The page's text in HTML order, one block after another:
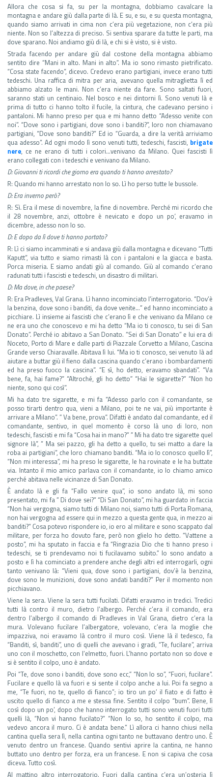
Allora che cosa si fa, su per la montagna, dobbiamo cavalcare la
montagna e andare giù dalla parte di là. E su, e su, e su questa montagna,
quando siamo arrivati in cima non c’era più vegetazione, non c’era più
niente. Non so l’altezza di preciso. Si sentiva sparare da tutte le parti, ma
dove sparano. Noi andiamo giù di là, e chi si è visto, si è visto.
Strada facendo per andare giù dal costone della montagna abbiamo
sentito dire “Mani in alto. Mani in alto”. Ma io sono rimasto pietrificato.
“Cosa state facendo”, dicevo. Credevo erano partigiani, invece erano tutti
tedeschi. Una raffica di mitra per aria, avevano quella mitraglietta lì ed
abbiamo alzato le mani. Non c’era niente da fare. Sono saltati fuori,
saranno stati un centinaio. Nel bosco e nei dintorni lì. Sono venuti là e
prima di tutto ci hanno tolto il fucile, la cintura, che cadevano persino i
pantaloni. Mi hanno preso per qua e mi hanno detto “Adesso venite con
noi”. “Dove sono i partigiani, dove sono i banditi?”, loro non chiamavano
partigiani, “Dove sono banditi?” Ed io “Guarda, a dire la verità arriviamo
qua adesso”. Ad ogni modo lì sono venuti tutti, tedeschi, fascisti, brigate
nere, ce ne erano di tutti i colori…venivano da Milano. Quei fascisti lì
erano collegati con i tedeschi e venivano da Milano.
D: Giovanni ti ricordi che giorno era quando ti hanno arrestato?
R: Quando mi hanno arrestato non lo so. Lì ho perso tutte le bussole.
D: Era inverno però?
R: Sì. Era il mese di novembre, la fine di novembre. Perché mi ricordo che
il 28 novembre, anzi, ottobre è nevicato e dopo un po’, eravamo in
dicembre, adesso non lo so.
D: E dopo da lì dove ti hanno portato?
R: Lì ci siamo incamminati e si andava giù dalla montagna e dicevano “Tutti
Kaputt”, via tutto e siamo rimasti là con i pantaloni e la giacca e basta.
Porca miseria. E siamo andati giù al comando. Giù al comando c’erano
radunati tutti i fascisti e tedeschi, un disastro di militari.
D: Ma dove, in che paese?
R: Era Pradleves, Val Grana. Lì hanno incominciato l’interrogatorio. “Dov’è
la benzina, dove sono i banditi, da dove venite…” ed hanno incominciato a
picchiare. Lì insieme ai fascisti che c’erano lì e che venivano da Milano ce
ne era uno che conoscevo e mi ha detto “Ma io ti conosco, tu sei di San
Donato”. Perché io abitavo a San Donato. “Sei di San Donato” e lui era di
Noceto, Porto di Mare e dalle parti di Piazzale Corvetto a Milano, Cascina
Grande verso Chiaravalle. Abitava lì lui. “Ma io ti conosco, sei venuto là ad
aiutare a buttar giù il fieno dalla cascina quando c’erano i bombardamenti
ed ha preso fuoco la cascina”. “E sì, ho detto, eravamo sbandati”. “Va
bene, fa, hai fame?” “Altroché, gli ho detto” “Hai le sigarette?” “Non ho
niente, sono qui così”.
Mi ha dato tre sigarette, e mi fa “Adesso parlo con il comandante, se
posso tirarti dentro qua, vieni a Milano, poi te ne vai, più importante è
arrivare a Milano”. ” Va bene, prova”. Difatti è andato dal comandante, ed il
comandante, sentivo, in quel momento è corso là uno di loro, non
tedeschi, fascisti e mi fa “Cosa hai in mano?” ” Mi ha dato tre sigarette quel
signore là”, ” Ma sei pazzo, gli ha detto a quello, tu sei matto a dare la
roba ai partigiani”, che loro chiamano banditi. “Ma io lo conosco quello lì”,
“Non mi interessa”, mi ha preso le sigarette, le ha rovinate e le ha buttate
via. Intanto il mio amico parlava con il comandante, io lo chiamo amico
perché abitava nelle vicinanze di San Donato.
È andato là e gli fa “Fallo venire qua”, io sono andato là, mi sono
presentato, mi fa ” Di dove sei?” “Di San Donato”, mi ha guardato in faccia
“Non hai vergogna, siamo tutti di Milano noi, siamo tutti di Porta Romana,
non hai vergogna ad essere qui in mezzo a questa gente qua, in mezzo ai
banditi?” Cosa potevo rispondere io, io ero al militare e sono scappato dal
militare, per forza ho dovuto fare, però non glielo ho detto. “Vattene a
posto”, mi ha sputato in faccia e fa “Ringrazia Dio che ti hanno preso i
tedeschi, se ti prendevamo noi ti fucilavamo subito.” Io sono andato a
posto e lì ha cominciato a prendere anche degli altri ed interrogarli, ogni
tanto venivano là: “Vieni qua, dove sono i partigiani, dov’è la benzina,
dove sono le munizioni, dove sono andati banditi?” Per il momento non
picchiavano.
Viene la sera. Viene la sera tutti fucilati. Difatti eravamo in tredici. Tredici
tutti là contro il muro, dietro l’albergo. Perché c’era il comando, era
dentro l’albergo il comando di Pradleves in Val Grana, dietro c’era la
mura. Volevano fucilare l’albergatore, volevano, c’era la moglie che
impazziva, noi eravamo là contro il muro così. Viene là il tedesco, fa
“Banditi, sì, banditi”, uno di quelli che avevano i gradi, “Te, fucilare”, arriva
uno con il moschetto, con l’elmetto, fuori. L’hanno portato non so dove e
si è sentito il colpo, uno è andato.
Poi “Te, dove sono i banditi, dove sono ecc,” “Non lo so”, “Fuori, fucilare”.
Fucilare e quello là va fuori e si sente il colpo anche a lui. Poi fa segno a
me, “Te fuori, no te, quello di fianco”; io tiro un po’ il fiato e di fatto è
uscito quello di fianco a me e stessa fine. Sentito il colpo “bum”. Bene, lì
così dopo un po’, dopo che hanno interrogato tutti sono venuti fuori tutti
quelli là, “Non vi hanno fucilato?” “Non lo so, ho sentito il colpo, ma
vedevo ancora il muro. Ci è andata bene.” Lì allora ci hanno chiusi nella
cantina quella sera lì, nella cantina ogni tanto ne buttavano dentro uno. È
venuto dentro un francese. Quando sentivi aprire la cantina, ne hanno
buttato uno dentro per forza, era un francese. E non si capiva che cosa
diceva. Tutto così.
Al mattino altro interrogatorio. Fuori dalla cantina c’era un’osteria lì